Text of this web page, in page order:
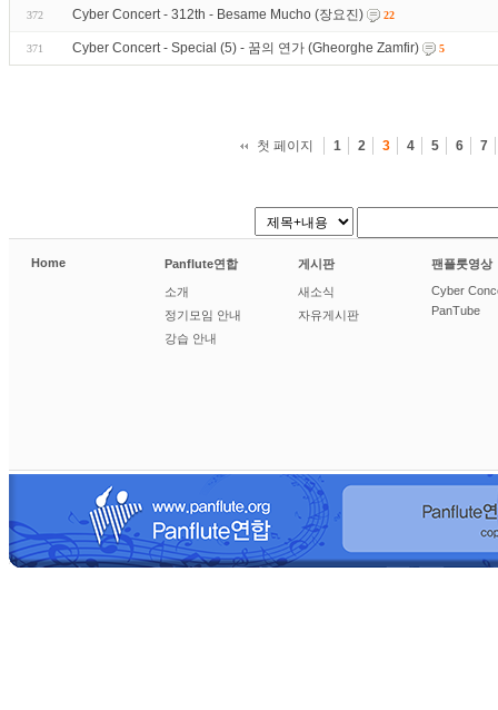
372 Cyber Concert - 312th - Besame Mucho (장요진) 22
371 Cyber Concert - Special (5) - 꿈의 연가 (Gheorghe Zamfir) 5
첫 페이지 1 2 3 4 5 6 7
Home Panflute연합
소개
정기모임 안내
강습 안내
게시판
새소식
자유게시판
팬플룻영상
Cyber
PanTube